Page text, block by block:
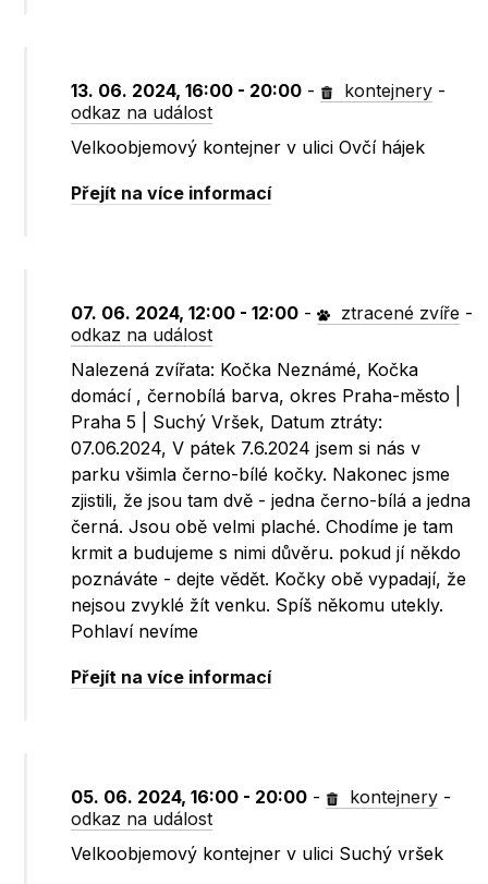
13. 06. 2024, 16:00 - 20:00 - kontejnery -
odkaz na událost
Velkoobjemový kontejner v ulici Ovčí hájek
Přejít na více informací
07. 06. 2024, 12:00 - 12:00 - ztracené zvíře -
odkaz na událost
Nalezená zvířata: Kočka Neznámé, Kočka
domácí , černobílá barva, okres Praha-město |
Praha 5 | Suchý Vršek, Datum ztráty:
07.06.2024, V pátek 7.6.2024 jsem si nás v
parku všimla černo-bílé kočky. Nakonec jsme
zjistili, že jsou tam dvě - jedna černo-bílá a jedna
černá. Jsou obě velmi plaché. Chodíme je tam
krmit a budujeme s nimi důvěru. pokud jí někdo
poznáváte - dejte vědět. Kočky obě vypadají, že
nejsou zvyklé žít venku. Spíš někomu utekly.
Pohlaví nevíme
Přejít na více informací
05. 06. 2024, 16:00 - 20:00 - kontejnery -
odkaz na událost
Velkoobjemový kontejner v ulici Suchý vršek